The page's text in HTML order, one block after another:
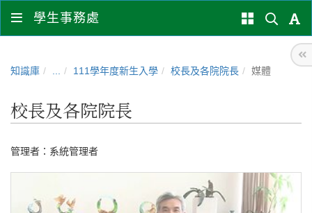
學生事務處
知識庫 111學年度新生入學 校長及各院院長 媒體
校長及各院院長
管理者： 系統管理者